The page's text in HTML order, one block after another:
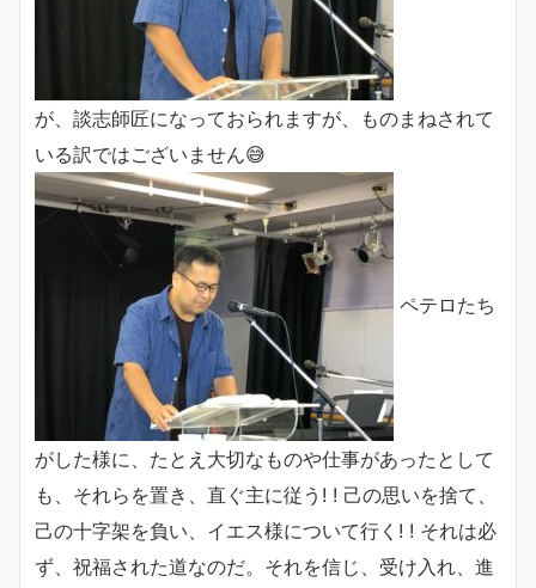
が、談志師匠になっておられますが、ものまねされて
いる訳ではございません😅
ペテロたち
がした様に、たとえ大切なものや仕事があったとして
も、それらを置き、直ぐ主に従う! ! 己の思いを捨て、
己の十字架を負い、イエス様について行く! ! それは必
ず、祝福された道なのだ。それを信じ、受け入れ、進